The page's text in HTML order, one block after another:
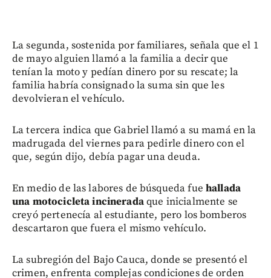
La segunda, sostenida por familiares, señala que el 1
de mayo alguien llamó a la familia a decir que
tenían la moto y pedían dinero por su rescate; la
familia habría consignado la suma sin que les
devolvieran el vehículo.
La tercera indica que Gabriel llamó a su mamá en la
madrugada del viernes para pedirle dinero con el
que, según dijo, debía pagar una deuda.
En medio de las labores de búsqueda fue hallada
una motocicleta incineradaque inicialmente se
creyó pertenecía al estudiante, pero los bomberos
descartaron que fuera el mismo vehículo.
La subregión del Bajo Cauca, donde se presentó el
crimen, enfrenta complejas condiciones de orden